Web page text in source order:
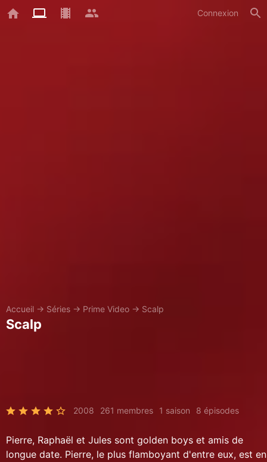
Connexion
Accueil → Séries → Prime Video → Scalp
Scalp
2008 261 membres 1 saison 8 épisodes
Pierre, Raphaël et Jules sont golden boys et amis de
longue date. Pierre, le plus flamboyant d'entre eux, est en